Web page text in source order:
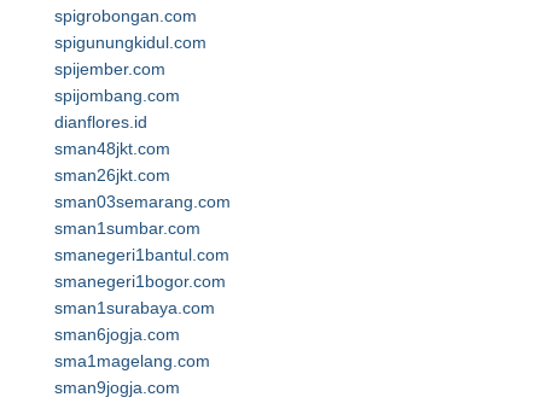
spigrobongan.com
spigunungkidul.com
spijember.com
spijombang.com
dianflores.id
sman48jkt.com
sman26jkt.com
sman03semarang.com
sman1sumbar.com
smanegeri1bantul.com
smanegeri1bogor.com
sman1surabaya.com
sman6jogja.com
sma1magelang.com
sman9jogja.com